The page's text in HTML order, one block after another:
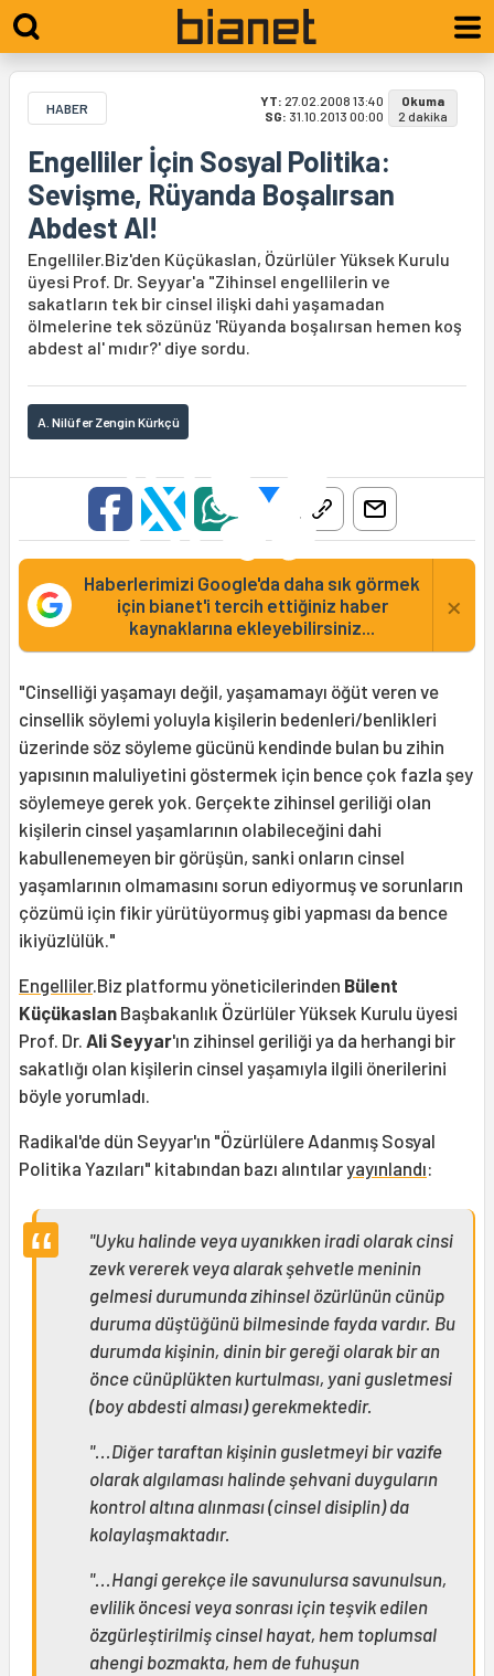
HABER YT: 27.02.2008 13:40
SG: 31.10.2013 00:00
Okuma
2 dakika
Engelliler İçin Sosyal Politika:
Sevişme, Rüyanda Boşalırsan
Abdest Al!
Engelliler.Biz'den Küçükaslan, Özürlüler Yüksek Kurulu
üyesi Prof. Dr. Seyyar'a "Zihinsel engellilerin ve
sakatların tek bir cinsel ilişki dahi yaşamadan
ölmelerine tek sözünüz 'Rüyanda boşalırsan hemen koş
abdest al' mıdır?' diye sordu.
A. Nilüfer Zengin Kürkçü
Haberlerimizi Google'da daha sık görmek
için bianet'i tercih ettiğiniz haber
kaynaklarına ekleyebilirsiniz...
×
"Cinselliği yaşamayı değil, yaşamamayı öğüt veren ve
cinsellik söylemi yoluyla kişilerin bedenleri/benlikleri
üzerinde söz söyleme gücünü kendinde bulan bu zihin
yapısının maluliyetini göstermek için bence çok fazla şey
söylemeye gerek yok. Gerçekte zihinsel geriliği olan
kişilerin cinsel yaşamlarının olabileceğini dahi
kabullenemeyen bir görüşün, sanki onların cinsel
yaşamlarının olmamasını sorun ediyormuş ve sorunların
çözümü için fikir yürütüyormuş gibi yapması da bence
ikiyüzlülük."
Engelliler.Biz platformu yöneticilerinden Bülent
Küçükaslan Başbakanlık Özürlüler Yüksek Kurulu üyesi
Prof. Dr. Ali Seyyar'ın zihinsel geriliği ya da herhangi bir
sakatlığı olan kişilerin cinsel yaşamıyla ilgili önerilerini
böyle yorumladı.
Radikal'de dün Seyyar'ın "Özürlülere Adanmış Sosyal
Politika Yazıları" kitabından bazı alıntılaryayınlandı:
"Uyku halinde veya uyanıkken iradi olarak cinsi
zevk vererek veya alarak şehvetle meninin
gelmesi durumunda zihinsel özürlünün cünüp
duruma düştüğünü bilmesinde fayda vardır. Bu
durumda kişinin, dinin bir gereği olarak bir an
önce cünüplükten kurtulması, yani gusletmesi
(boy abdesti alması) gerekmektedir.
"...Diğer taraftan kişinin gusletmeyi bir vazife
olarak algılaması halinde şehvani duyguların
kontrol altına alınması (cinsel disiplin) da
kolaylaşmaktadır.
"...Hangi gerekçe ile savunulursa savunulsun,
evlilik öncesi veya sonrası için teşvik edilen
özgürleştirilmiş cinsel hayat, hem toplumsal
ahengi bozmakta, hem de fuhuşun